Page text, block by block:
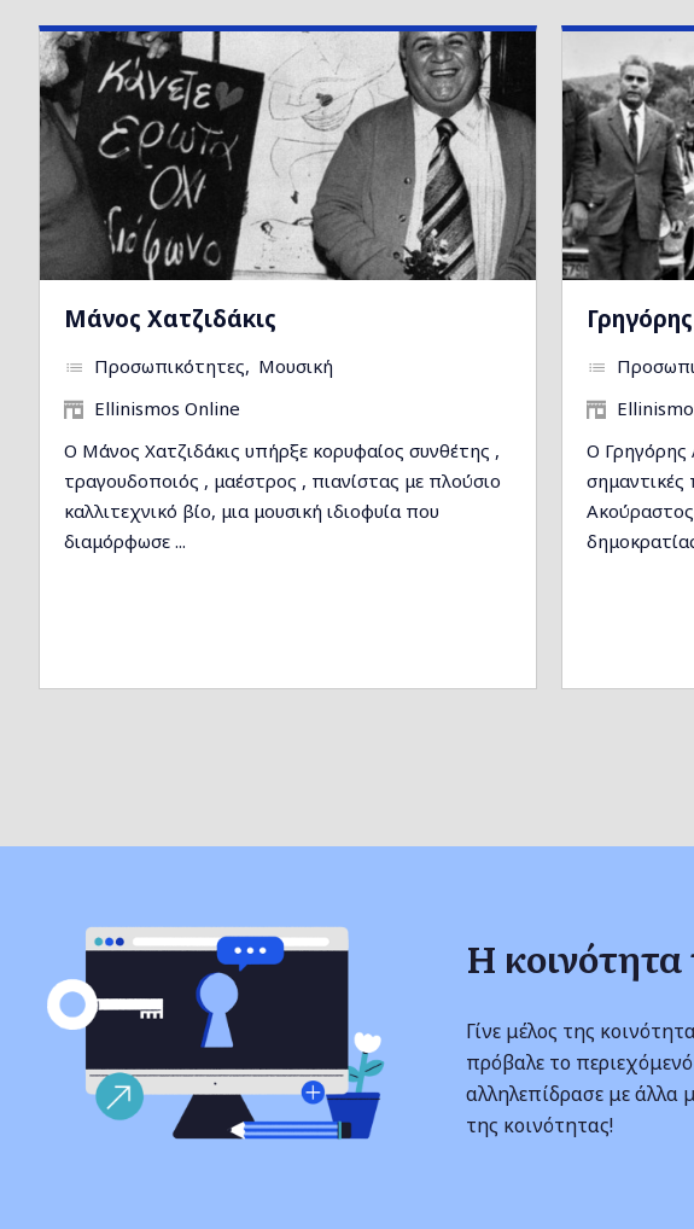
Μάνος Χατζιδάκις
Προσωπικότητες
Μουσική
Ellinismos Online
Ο Μάνος Χατζιδάκις υπήρξε κορυφαίος συνθέτης ,
τραγουδοποιός , μαέστρος , πιανίστας με πλούσιο
καλλιτεχνικό βίο, μια μουσική ιδιοφυία που
διαμόρφωσε ...
Ο Γρηγόρης
Ακούραστος
Η
Γίνε μέλος της
πρόβαλε το
αλληλεπίδρασε με
της κοινότητας!